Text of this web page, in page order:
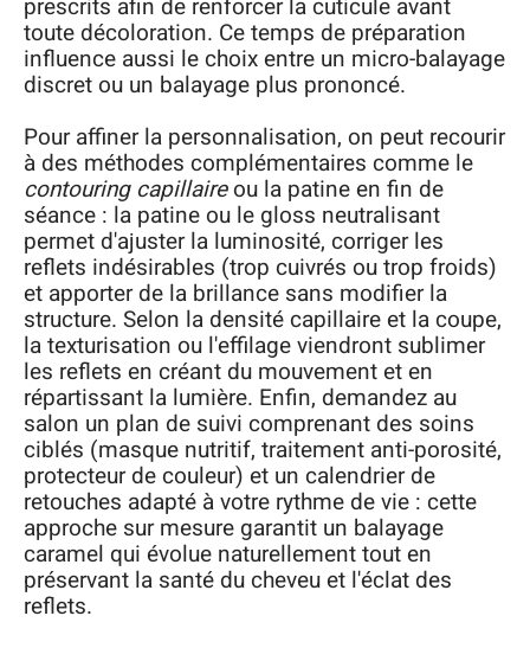
prescrits afin de renforcer la cuticule avant
toute décoloration. Ce temps de préparation
influence aussi le choix entre un micro-balayage
discret ou un balayage plus prononcé.
Pour affiner la personnalisation, on peut recourir
à des méthodes complémentaires comme le
contouring capillaireou la patine en fin de
séance : la patine ou le gloss neutralisant
permet d'ajuster la luminosité, corriger les
reflets indésirables (trop cuivrés ou trop froids)
et apporter de la brillance sans modifier la
structure. Selon la densité capillaire et la coupe,
la texturisation ou l'effilage viendront sublimer
les reflets en créant du mouvement et en
répartissant la lumière. Enfin, demandez au
salon un plan de suivi comprenant des soins
ciblés (masque nutritif, traitement anti-porosité,
protecteur de couleur) et un calendrier de
retouches adapté à votre rythme de vie : cette
approche sur mesure garantit un balayage
caramel qui évolue naturellement tout en
préservant la santé du cheveu et l'éclat des
reflets.